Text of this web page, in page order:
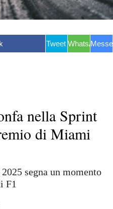
Tweet WhatsApp
nella Sprint
di Miami
segna un momento
F1